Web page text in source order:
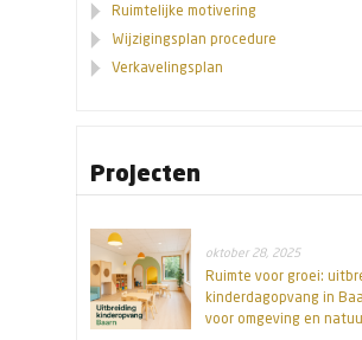
Ruimtelijke motivering
Wijzigingsplan procedure
Verkavelingsplan
Projecten
oktober 28, 2025
Ruimte voor groei:
kinderdagopvang in
voor omgeving en